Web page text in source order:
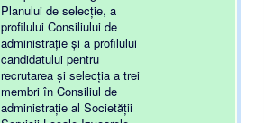
Planului de selecție, a
profilului Consiliului de
administrație și a profilului
candidatului pentru
recrutarea și selecția a trei
membri în Consiliul de
administrație al Societății